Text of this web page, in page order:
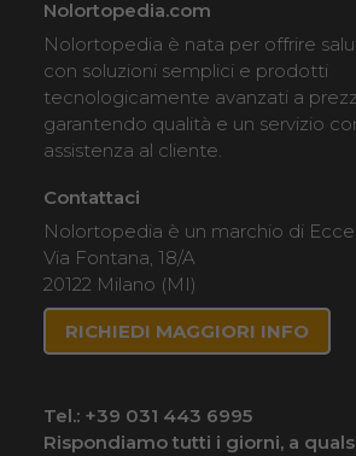
Nolortopedia.com
Nolortopedia è nata per offrire
con soluzioni semplici e prodotti
tecnologicamente avanzati a
garantendo qualità e un servizio
assistenza al cliente.
Contattaci
Nolortopedia è un marchio di
Via Fontana, 18/A
20122 Milano (MI)
RICHIEDI MAGGIORI INFO
Tel.: +39 031 443 6995
Rispondiamo tutti i giorni, a